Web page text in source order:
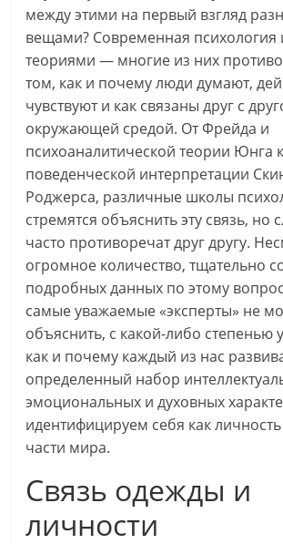
между этими на первый взгляд
вещами? Современная психология
теориями — многие из них
том, как и почему люди думают,
чувствуют и как связаны друг с
окружающей средой. От Фрейда и
психоаналитической теории Юнга к
поведенческой интерпретации
Роджерса, различные школы
стремятся объяснить эту связь, но
часто противоречат друг другу.
огромное количество, тщательно
подробных данных по этому
самые уважаемые «эксперты» не
объяснить, с какой-либо степенью
как и почему каждый из нас
определенный набор
эмоциональных и духовных
идентифицируем себя как
части мира.
Связь одежды и
личности